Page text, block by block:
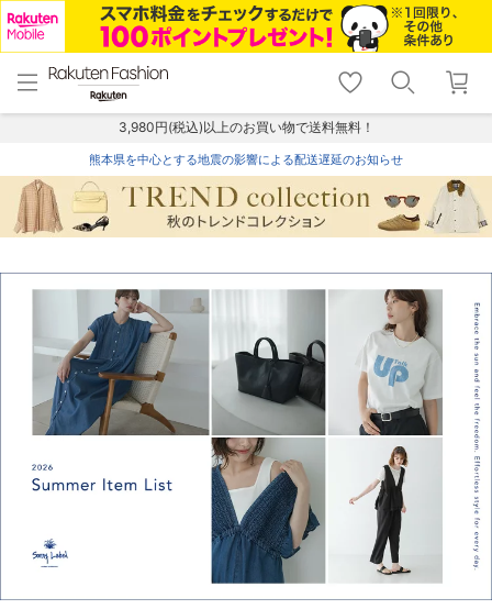
menu home
トップ
shopping_cart lock_outline
ログイン
3,980円(税込)以上のお買い物で送料無料！
熊本県を中心とする地震の影響による配送遅延のお知らせ